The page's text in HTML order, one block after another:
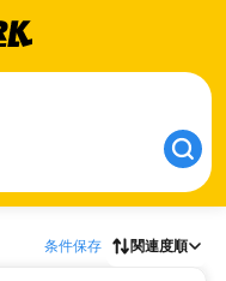
条件保存 関連度順